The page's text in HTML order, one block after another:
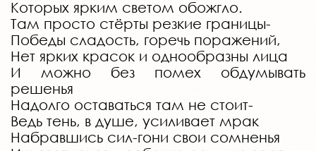
Которых ярким светом обожгло.
Там просто стёрты резкие границы-
Победы сладость, горечь поражений,
Нет ярких красок и однообразны лица
И можно без помех обдумывать
решенья
Надолго оставаться там не стоит-
Ведь тень, в душе, усиливает мрак
Набравшись сил-гони свои сомненья